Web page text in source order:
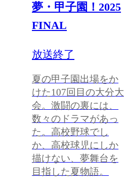
夢・甲子園！2025
FINAL
放送終了
夏の甲子園出場をか
けた107回目の大分大
会。激闘の裏には、
数々のドラマがあっ
た。高校野球でし
か、高校球児にしか
描けない、夢舞台を
目指した夏物語。